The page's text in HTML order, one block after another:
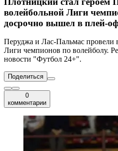
волейбольной Лиги
досрочно вышел в плей-
Перуджа и Лас-Пальмас провели
Лиги чемпионов по волейболу.
новости "Футбол 24+".
Поделиться
0
комментарии